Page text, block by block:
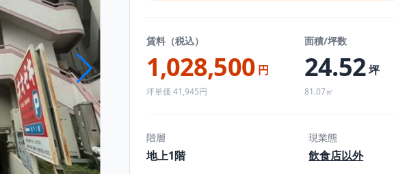
賃料（税込）
1,028,500 円
坪単価 41,945円
面積/坪数
24.52坪
81.07㎡
階層
地上1階
現業態
飲食店以外